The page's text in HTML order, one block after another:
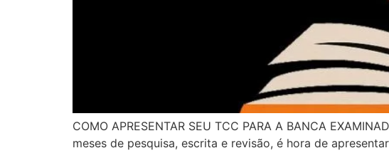
COMO APRESENTAR SEU TCC PARA A BANCA
meses de pesquisa, escrita e revisão, é hora de